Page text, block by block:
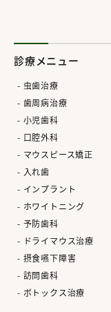
診療メニュー
虫歯治療
歯周病治療
小児歯科
口腔外科
マウスピース矯正
入れ歯
インプラント
ホワイトニング
予防歯科
ドライマウス治療
摂食嚥下障害
訪問歯科
ボトックス治療